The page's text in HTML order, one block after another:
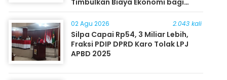
Timbulkan Biaya Ekonomi bagi
Masyarakat
02 Agu 2026 2.043 kali
Silpa Capai Rp54, 3 Miliar Lebih,
Fraksi PDIP DPRD Karo Tolak LPJ
APBD 2025